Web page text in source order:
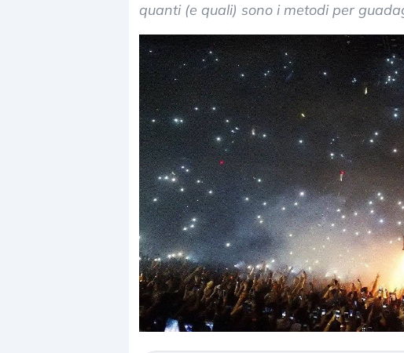
quanti (e quali) sono i metodi per
Dalle valutazioni estreme alla
correzione. Cosa sta guidando
repricing degli asset?